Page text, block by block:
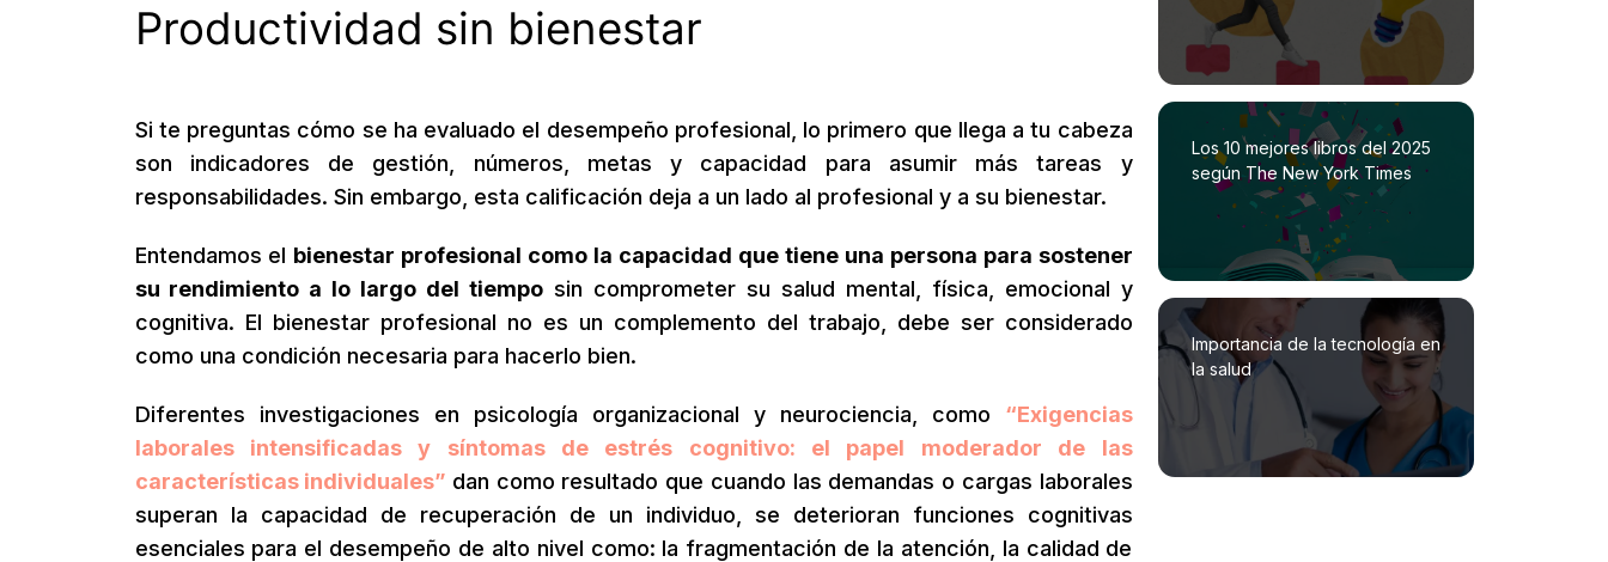
Productividad sin bienestar
Si te preguntas cómo se ha evaluado el desempeño profesional, lo primero que llega a tu cabeza
son indicadores de gestión, números, metas y capacidad para asumir más tareas y
responsabilidades. Sin embargo, esta calificación deja a un lado al profesional y a su bienestar.
Entendamos el bienestar profesional como la capacidad que tiene una persona para sostener
su rendimiento a lo largo del tiempo sin comprometer su salud mental, física, emocional y
cognitiva. El bienestar profesional no es un complemento del trabajo, debe ser considerado
como una condición necesaria para hacerlo bien.
Diferentes investigaciones en psicología organizacional y neurociencia, como “Exigencias
laborales intensificadas y síntomas de estrés cognitivo: el papel moderador de las
características individuales” dan como resultado que cuando las demandas o cargas laborales
superan la capacidad de recuperación de un individuo, se deterioran funciones cognitivas
esenciales para el desempeño de alto nivel como: la fragmentación de la atención, la calidad de
Los 10 mejores libros del 2025
según The New York Times
Importancia de la tecnología en
la salud